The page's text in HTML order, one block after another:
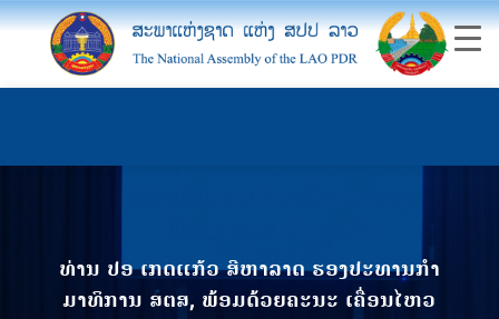
ທ່ານ ປອ ເກດແກ້ວ ສີຫາລາດ ຮອງປະທານກໍາ
ມາທິການ ສຕສ, ພ້ອມດ້ວຍຄະນະ ເຄື່ອນໄຫວ